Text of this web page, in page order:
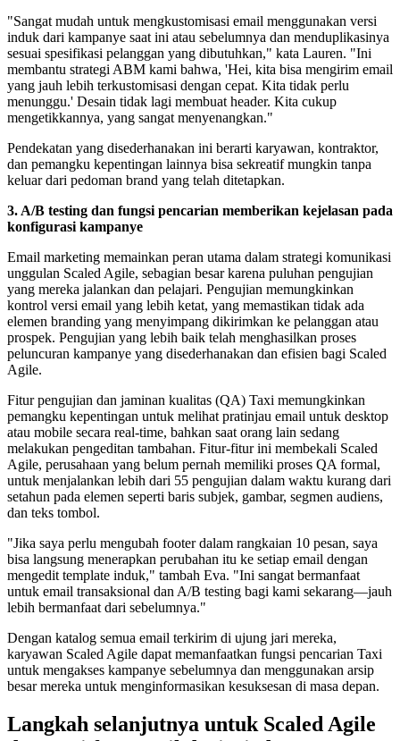
"Sangat mudah untuk mengkustomisasi email menggunakan versi
induk dari kampanye saat ini atau sebelumnya dan menduplikasinya
sesuai spesifikasi pelanggan yang dibutuhkan," kata Lauren. "Ini
membantu strategi ABM kami bahwa, 'Hei, kita bisa mengirim email
yang jauh lebih terkustomisasi dengan cepat. Kita tidak perlu
menunggu.' Desain tidak lagi membuat header. Kita cukup
mengetikkannya, yang sangat menyenangkan."
Pendekatan yang disederhanakan ini berarti karyawan, kontraktor,
dan pemangku kepentingan lainnya bisa sekreatif mungkin tanpa
keluar dari pedoman brand yang telah ditetapkan.
3. A/B testing dan fungsi pencarian memberikan kejelasan pada
konfigurasi kampanye
Email marketing memainkan peran utama dalam strategi komunikasi
unggulan Scaled Agile, sebagian besar karena puluhan pengujian
yang mereka jalankan dan pelajari. Pengujian memungkinkan
kontrol versi email yang lebih ketat, yang memastikan tidak ada
elemen branding yang menyimpang dikirimkan ke pelanggan atau
prospek. Pengujian yang lebih baik telah menghasilkan proses
peluncuran kampanye yang disederhanakan dan efisien bagi Scaled
Agile.
Fitur pengujian dan jaminan kualitas (QA) Taxi memungkinkan
pemangku kepentingan untuk melihat pratinjau email untuk desktop
atau mobile secara real-time, bahkan saat orang lain sedang
melakukan pengeditan tambahan. Fitur-fitur ini membekali Scaled
Agile, perusahaan yang belum pernah memiliki proses QA formal,
untuk menjalankan lebih dari 55 pengujian dalam waktu kurang dari
setahun pada elemen seperti baris subjek, gambar, segmen audiens,
dan teks tombol.
"Jika saya perlu mengubah footer dalam rangkaian 10 pesan, saya
bisa langsung menerapkan perubahan itu ke setiap email dengan
mengedit template induk," tambah Eva. "Ini sangat bermanfaat
untuk email transaksional dan A/B testing bagi kami sekarang—jauh
lebih bermanfaat dari sebelumnya."
Dengan katalog semua email terkirim di ujung jari mereka,
karyawan Scaled Agile dapat memanfaatkan fungsi pencarian Taxi
untuk mengakses kampanye sebelumnya dan menggunakan arsip
besar mereka untuk menginformasikan kesuksesan di masa depan.
Langkah selanjutnya untuk Scaled Agile